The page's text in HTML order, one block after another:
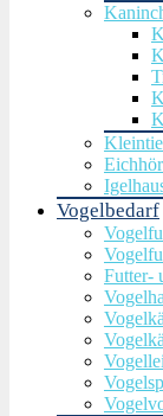
Vogelbedarf
Futter-